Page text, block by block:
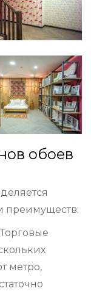
обоев
преимуществ:
метро,